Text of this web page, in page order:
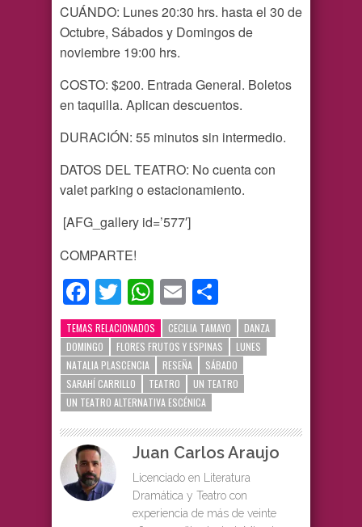
CUÁNDO: Lunes 20:30 hrs. hasta el 30 de
Octubre, Sábados y Domingos de
noviembre 19:00 hrs.
COSTO: $200. Entrada General. Boletos
en taquilla. Aplican descuentos.
DURACIÓN: 55 minutos sin intermedio.
DATOS DEL TEATRO: No cuenta con
valet parking o estacionamiento.
[AFG_gallery id=’577′]
COMPARTE!
Facebook
TwitterWhatsApp
Email
TEMAS RELACIONADOS CECILIA TAMAYO
DANZA
DOMINGO
FLORES FRUTOS Y ESPINAS
LUNES
NATALIA PLASCENCIA
RESEÑA
SÁBADO
SARAHÍ CARRILLO
TEATRO
UN TEATRO
UN TEATRO ALTERNATIVA ESCÉNICA
Juan Carlos Araujo
Licenciado en Literatura
Dramática y Teatro con
experiencia de más de veinte